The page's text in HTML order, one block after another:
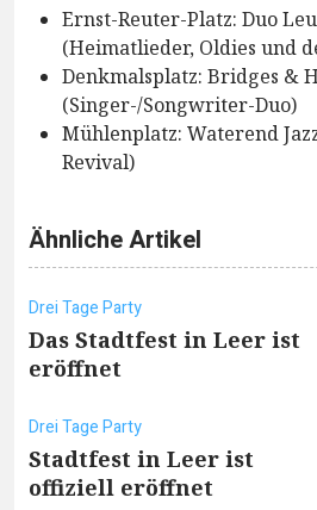
Ernst-Reuter-Platz: Duo
(Heimatlieder, Oldies und
Denkmalsplatz: Bridges &
(Singer-/Songwriter-Duo)
Mühlenplatz: Waterend
Revival)
Ähnliche Artikel
Drei Tage Party
Das Stadtfest in Leer ist
eröffnet
Drei Tage Party
Stadtfest in Leer ist
offiziell eröffnet